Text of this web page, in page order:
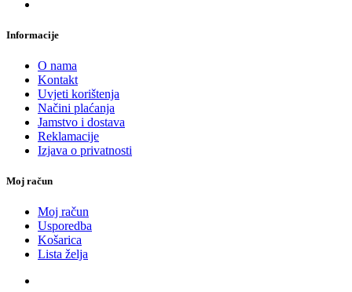
Informacije
O nama
Kontakt
Uvjeti korištenja
Načini plaćanja
Jamstvo i dostava
Reklamacije
Izjava o privatnosti
Moj račun
Moj račun
Usporedba
Košarica
Lista želja